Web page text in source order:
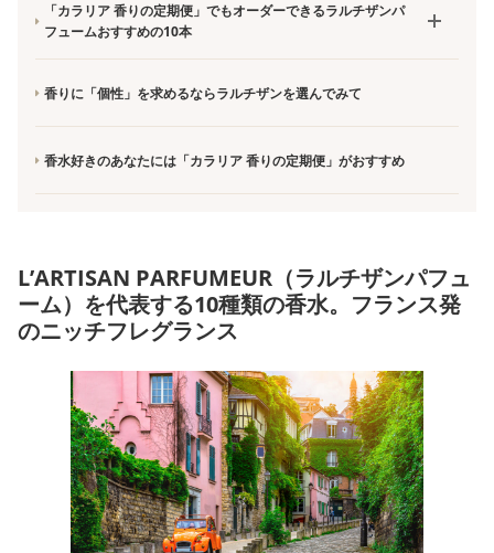
「カラリア 香りの定期便」でもオーダーできるラルチザンパ
フュームおすすめの10本
香りに「個性」を求めるならラルチザンを選んでみて
香水好きのあなたには「カラリア 香りの定期便」がおすすめ
L’ARTISAN PARFUMEUR（ラルチザンパフュ
ーム）を代表する10種類の香水。フランス発
のニッチフレグランス